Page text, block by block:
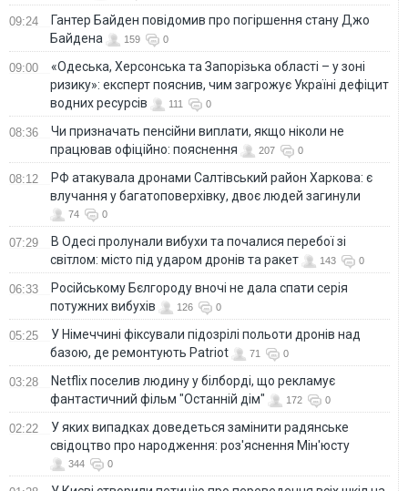
09:24
Гантер Байден повідомив про погіршення стану Джо
Байдена
159 0
09:00
«Одеська, Херсонська та Запорізька області – у зоні
ризику»: експерт пояснив, чим загрожує Україні дефіцит
водних ресурсів
111 0
08:36
Чи призначать пенсійни виплати, якщо ніколи не
працював офіційно: пояснення
207 0
08:12
РФ атакувала дронами Салтівський район Харкова: є
влучання у багатоповерхівку, двоє людей загинули
74 0
07:29
В Одесі пролунали вибухи та почалися перебої зі
світлом: місто під ударом дронів та ракет
143 0
06:33
Російському Бєлгороду вночі не дала спати серія
потужних вибухів
126 0
05:25
У Німеччині фіксували підозрілі польоти дронів над
базою, де ремонтують Patriot
71 0
03:28
Netflix поселив людину у білборді, що рекламує
фантастичний фільм "Останній дім"
172 0
02:22
У яких випадках доведеться замінити радянське
свідоцтво про народження: роз'яснення Мін'юсту
344 0